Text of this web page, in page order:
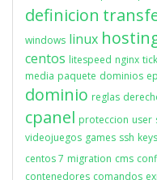
definicion
windows linux
centos litespeed nginx
media paquete dominios
dominio reglas
cpanel proteccion user
videojuegos games ssh keys
centos 7 migration cms
contenedores comandos